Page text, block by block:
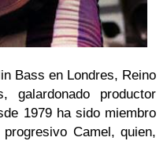
Bass en Londres, Reino
galardonado productor
1979 ha sido miembro
Camel, quien,